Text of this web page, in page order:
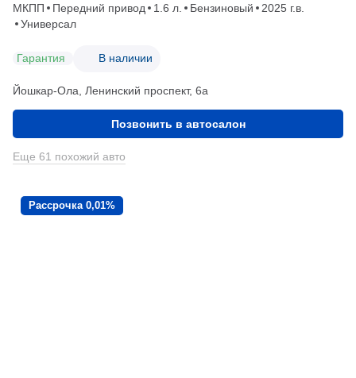
МКПП Передний привод 1.6 л. Бензиновый
2025 г.в.
Универсал
Гарантия В наличии
Йошкар-Ола, Ленинский проспект, 6а
Позвонить в автосалон
Еще 61 похожий авто
Рассрочка 0,01%